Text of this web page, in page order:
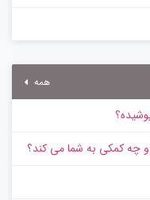
همه
چه کمکی به شما می کند؟